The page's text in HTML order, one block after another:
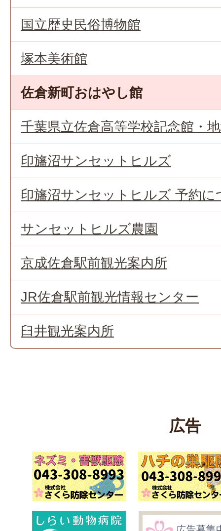
国立歴史民俗博物館
塚本美術館
佐倉新町おはやし館
千葉県立佐倉高等学校記念館・
印旛沼サンセットヒルズ
印旛沼サンセットヒルズ 予約に
サンセットヒルズ農園
京成佐倉駅前観光案内所
JR佐倉駅前観光情報センター
臼井観光案内所
広告